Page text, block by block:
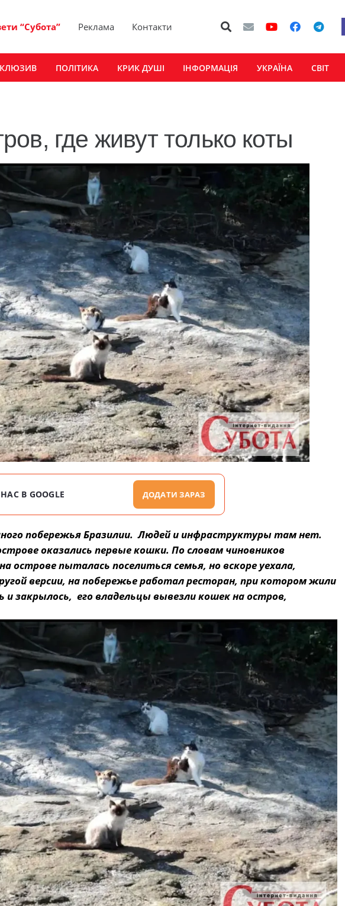
“Субота” Реклама Контакти
ПОЛІТИКА КРИК ДУШІ ІНФОРМАЦІЯ УКРАЇНА СВІТ
где живут только коты
В GOOGLE ДОДАТИ ЗАРАЗ
побережья Бразилии. Людей и инфраструктуры там нет.
оказались первые кошки. По словам чиновников
пыталась поселиться семья, но вскоре уехала,
версии, на побережье работал ресторан, при котором жили
закрылось, его владельцы вывезли кошек на остров,